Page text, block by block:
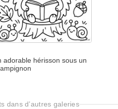
adorable hérisson sous un
dans d’autres galeries